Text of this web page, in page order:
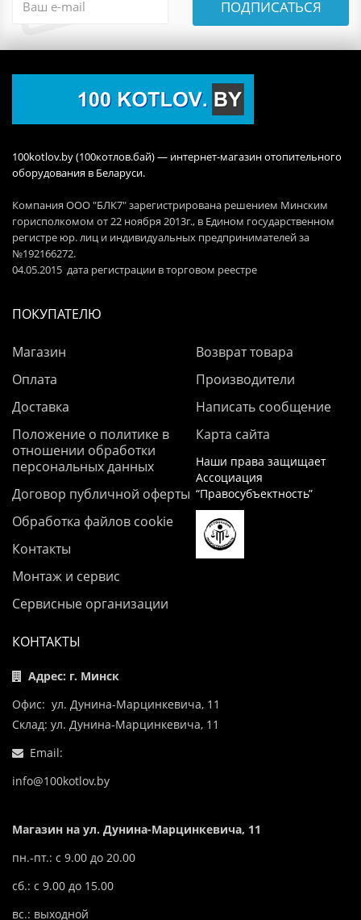
ПОДПИСАТЬСЯ
100kotlov.by (100котлов.бай) — интернет-магазин отопительного
оборудования в Беларуси.
Компания ООО "БЛК7" зарегистрирована решением Минским
горисполкомом от 22 ноября 2013г., в Едином государственном
регистре юр. лиц и индивидуальных предпринимателей за
№192166272.
04.05.2015 дата регистрации в торговом реестре
ПОКУПАТЕЛЮ
Магазин
Оплата
Доставка
Положение о политике в
отношении обработки
персональных данных
Договор публичной оферты
Обработка файлов cookie
Контакты
Монтаж и сервис
Сервисные организации
Возврат товара
Производители
Написать сообщение
Карта сайта
Наши права защищает
Ассоциация
“Правосубъектность”
КОНТАКТЫ
Адрес: г. Минск
Офис: ул. Дунина-Марцинкевича, 11
Склад: ул. Дунина-Марцинкевича, 11
Email:
info@100kotlov.by
Магазин на ул. Дунина-Марцинкевича, 11
пн.-пт.: с 9.00 до 20.00
сб.: с 9.00 до 15.00
вс.: выходной